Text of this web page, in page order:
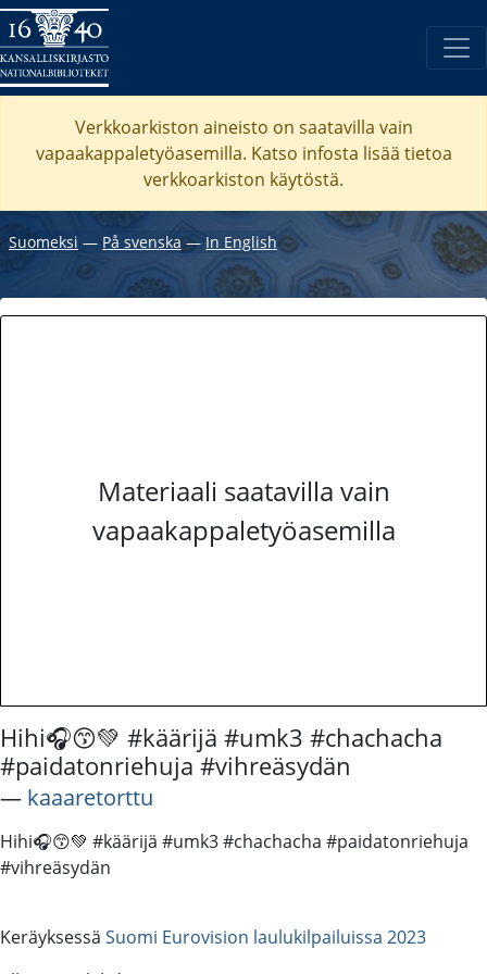
Verkkoarkiston aineisto on saatavilla vain
vapaakappaletyöasemilla. Katso infosta lisää tietoa
verkkoarkiston käytöstä.
Suomeksi ― På svenska― In English
Materiaali saatavilla vain
vapaakappaletyöasemilla
Hihi🎧😙💚 #käärijä #umk3 #chachacha
#paidatonriehuja #vihreäsydän
― kaaaretorttu
Hihi🎧😙💚 #käärijä #umk3 #chachacha #paidatonriehuja
#vihreäsydän
Keräyksessä Suomi Eurovision laulukilpailuissa 2023